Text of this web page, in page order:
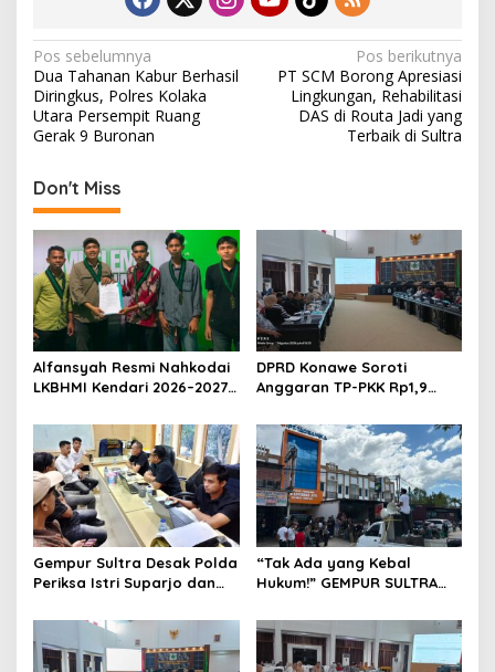
N
a
v
i
g
a
s
i
p
o
s
Pos sebelumnya
Dua Tahanan Kabur Berhasil
Diringkus, Polres Kolaka
Utara Persempit Ruang
Gerak 9 Buronan
Pos berikutnya
PT SCM Borong Apresiasi
Lingkungan, Rehabilitasi
DAS di Routa Jadi yang
Terbaik di Sultra
Don't Miss
Alfansyah Resmi Nahkodai
LKBHMI Kendari 2026–2027,
Hukum
DPRD Konawe Soroti
Anggaran TP-PKK Rp1,9
untuk Perjalanan Dinas
Gempur Sultra Desak Polda
Periksa Istri Suparjo dan
Kasus Tambang Ilegal
“Tak Ada yang Kebal
Hukum!” GEMPUR SULTRA
Tanawali dan PT
Tadisangka, Siap Kuasai
Lahan Puuwatu